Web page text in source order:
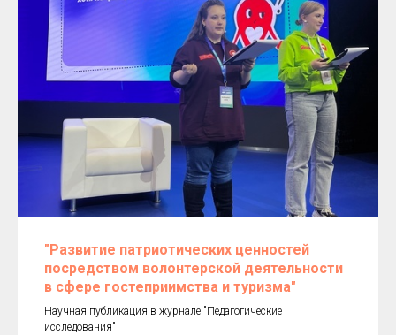
"Развитие патриотических ценностей
посредством волонтерской деятельности
в сфере гостеприимства и туризма"
Научная публикация в журнале "Педагогические
исследования"